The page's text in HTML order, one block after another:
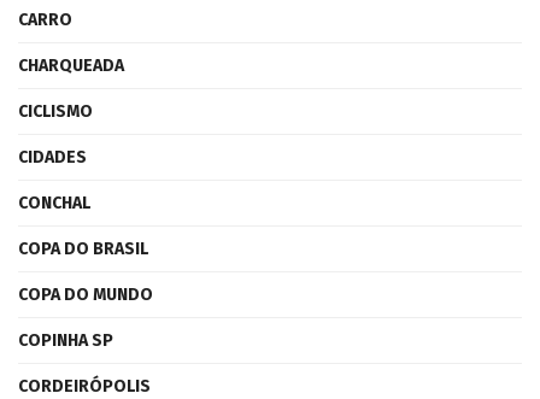
CARRO
CHARQUEADA
CICLISMO
CIDADES
CONCHAL
COPA DO BRASIL
COPA DO MUNDO
COPINHA SP
CORDEIRÓPOLIS